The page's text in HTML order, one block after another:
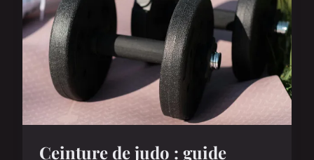
Ceinture de judo : guide